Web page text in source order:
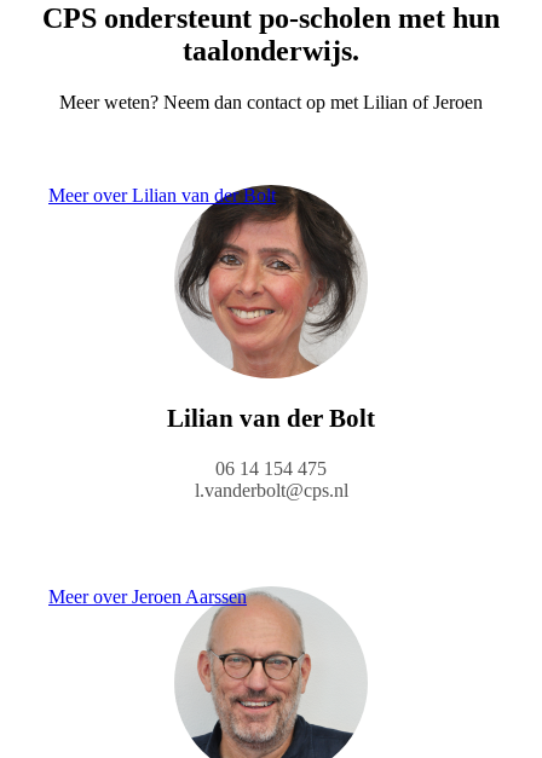
CPS ondersteunt po-scholen met hun
taalonderwijs.
Meer weten? Neem dan contact op met Lilian of Jeroen
Meer over Lilian van der Bolt
Lilian van der Bolt
06 14 154 475
l.vanderbolt@cps.nl
Meer over Jeroen Aarssen